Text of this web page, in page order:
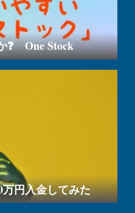
❓ One Stock
円入金してみた